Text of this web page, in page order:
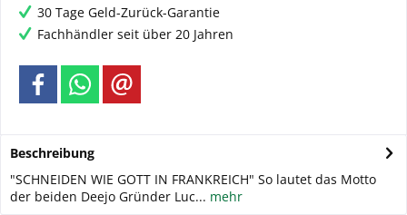
30 Tage Geld-Zurück-Garantie
Fachhändler seit über 20 Jahren
Beschreibung
"SCHNEIDEN WIE GOTT IN FRANKREICH" So lautet das Motto
der beiden Deejo Gründer Luc... mehr